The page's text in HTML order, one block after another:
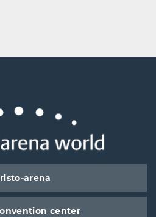
arena
center